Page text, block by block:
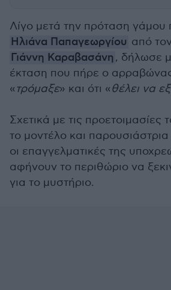
Λίγο μετά την πρόταση γάμου
Ηλιάνα Παπαγεωργίου από
Γιάννη Καραβασάνη, δήλωσε
έκταση που πήρε ο
« τρόμαξε» και ότι «θέλει να
Σχετικά με τις προετοιμασίες
το μοντέλο και
οι επαγγελματικές της
αφήνουν το περιθώριο να
για το μυστήριο.